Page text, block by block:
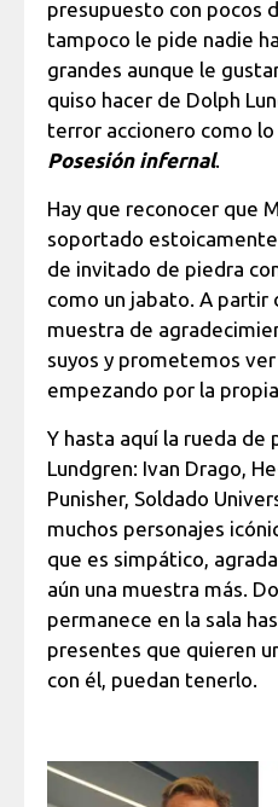
presupuesto con pocos
tampoco le pide nadie
grandes aunque le
quiso hacer de Dolph
terror accionero como
Posesión infernal.
Hay que reconocer que
soportado
de invitado de piedra
como un jabato. A partir
muestra de
suyos y prometemos ver
empezando por la propia
Y hasta aquí la rueda de
Lundgren: Ivan Drago,
Punisher, Soldado
muchos personajes
que es simpático,
aún una muestra más.
permanece en la sala
presentes que quieren
con él, puedan tenerlo.